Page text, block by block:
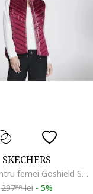
SKECHERS
Vesta pentru femei Goshield Shine, Visiniu
29788lei - 5%